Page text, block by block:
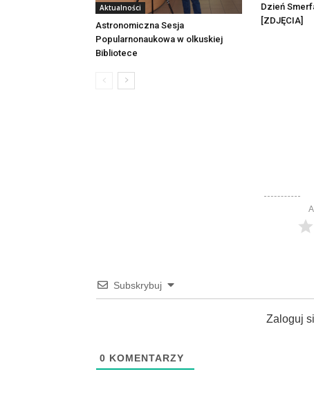
Aktualności
Astronomiczna Sesja
Popularnonaukowa w olkuskiej
Bibliotece
Dzień
[ZDJĘCIA]
Subskrybuj
Zaloguj
0 KOMENTARZY